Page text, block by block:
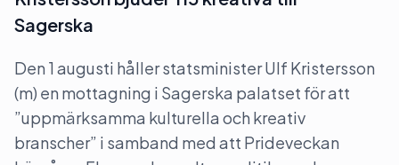
Sagerska
Den 1 augusti håller statsminister Ulf Kristersson
(m) en mottagning i Sagerska palatset för att
”uppmärksamma kulturella och kreativ
branscher” i samband med att Prideveckan